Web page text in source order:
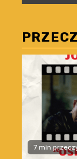
7 min